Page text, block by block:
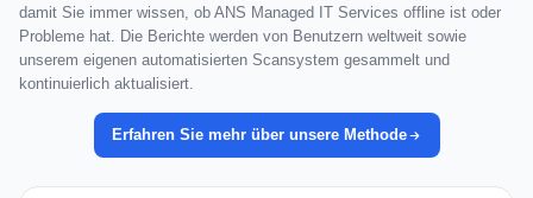
damit Sie immer wissen, ob ANS Managed IT Services offline ist oder
Probleme hat. Die Berichte werden von Benutzern weltweit sowie
unserem eigenen automatisierten Scansystem gesammelt und
kontinuierlich aktualisiert.
Erfahren Sie mehr über unsere Methode